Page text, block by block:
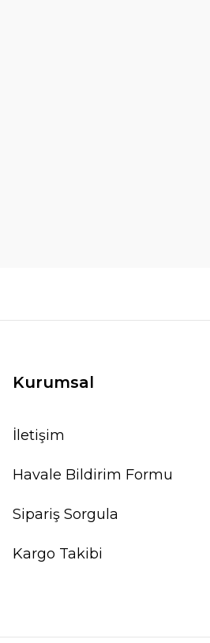
Kurumsal
İletişim
Havale Bildirim Formu
Sipariş Sorgula
Kargo Takibi